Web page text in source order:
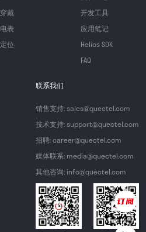
戴
表
位
开发工具
应用笔记
Helios SDK
FAQ
联系我们
销售支持: sales@quectel.com
技术支持: support@quectel.com
招聘: career@quectel.com
媒体联系: media@quectel.com
其他咨询: info@quectel.com